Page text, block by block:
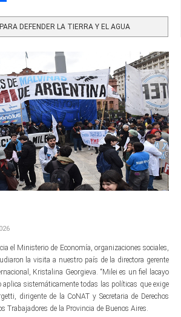
DEFENDER LA TIERRA Y EL AGUA
el Ministerio de Economía, organizaciones sociales,
la visita a nuestro país de la directora gerente​
Kristalina Georgieva. “Milei es un fiel lacayo
sistemáticamente todas las políticas que exige
dirigente de la CoNAT y Secretaria de Derechos
Trabajadores de la Provincia de Buenos Aires.